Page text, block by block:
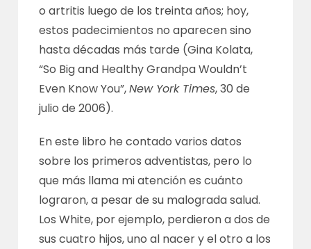
o artritis luego de los treinta años; hoy,
estos padecimientos no aparecen sino
hasta décadas más tarde (Gina Kolata,
“So Big and Healthy Grandpa Wouldn’t
Even Know You”,New York Times, 30 de
julio de 2006).
En este libro he contado varios datos
sobre los primeros adventistas, pero lo
que más llama mi atención es cuánto
lograron, a pesar de su malograda salud.
Los White, por ejemplo, perdieron a dos de
sus cuatro hijos, uno al nacer y el otro a los